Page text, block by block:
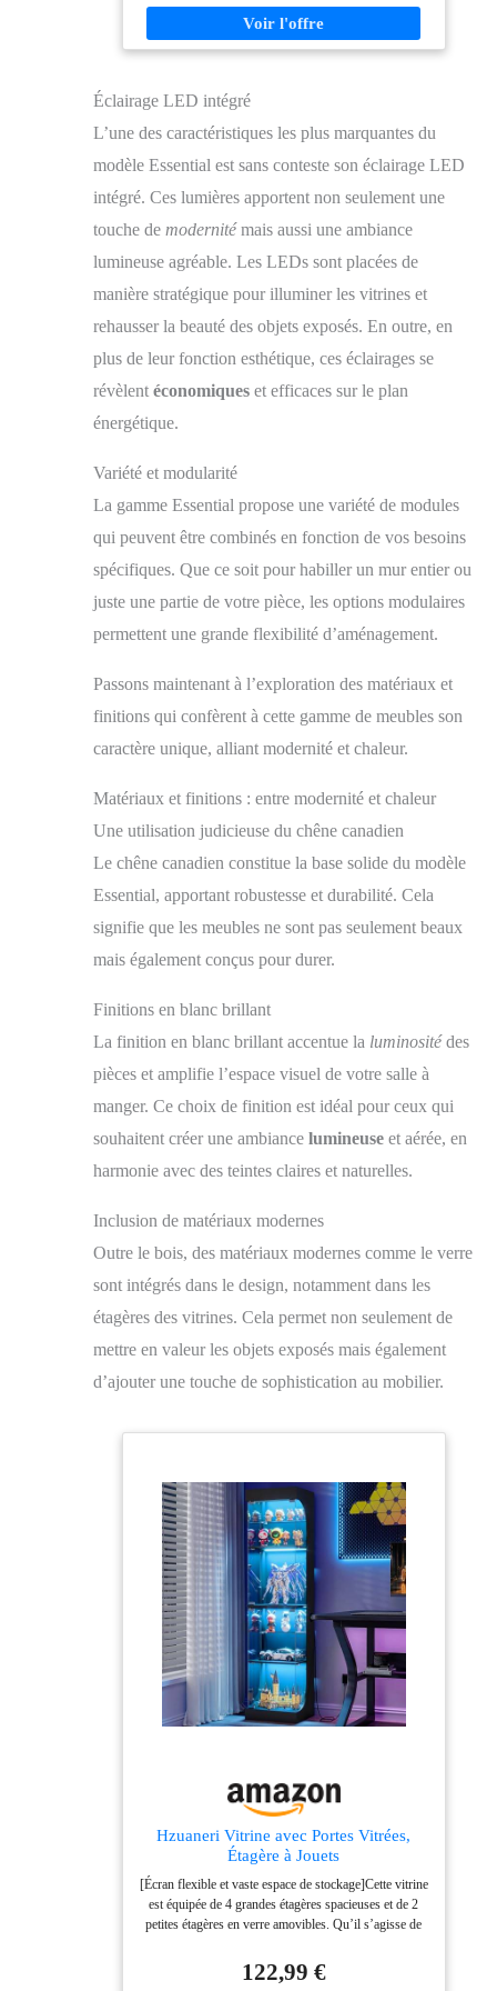
robuste Dimensions : L.180 x l. 40 x H. 80 cm -
Hauteur des pieds : 20 cm
Éclairage LED intégré
L’une des caractéristiques les plus marquantes du
modèle Essential est sans conteste son éclairage LED
intégré. Ces lumières apportent non seulement une
touche de modernitémais aussi une ambiance
lumineuse agréable. Les LEDs sont placées de
manière stratégique pour illuminer les vitrines et
rehausser la beauté des objets exposés. En outre, en
plus de leur fonction esthétique, ces éclairages se
révèlent économiques et efficaces sur le plan
énergétique.
Variété et modularité
La gamme Essential propose une variété de modules
qui peuvent être combinés en fonction de vos besoins
spécifiques. Que ce soit pour habiller un mur entier ou
juste une partie de votre pièce, les options modulaires
permettent une grande flexibilité d’aménagement.
Passons maintenant à l’exploration des matériaux et
finitions qui confèrent à cette gamme de meubles son
caractère unique, alliant modernité et chaleur.
Matériaux et finitions : entre modernité et chaleur
Une utilisation judicieuse du chêne canadien
Le chêne canadien constitue la base solide du modèle
Essential, apportant robustesse et durabilité. Cela
signifie que les meubles ne sont pas seulement beaux
mais également conçus pour durer.
Finitions en blanc brillant
La finition en blanc brillant accentue la luminositédes
pièces et amplifie l’espace visuel de votre salle à
manger. Ce choix de finition est idéal pour ceux qui
souhaitent créer une ambiance lumineuse et aérée, en
harmonie avec des teintes claires et naturelles.
Inclusion de matériaux modernes
Outre le bois, des matériaux modernes comme le verre
sont intégrés dans le design, notamment dans les
étagères des vitrines. Cela permet non seulement de
mettre en valeur les objets exposés mais également
d’ajouter une touche de sophistication au mobilier.
Hzuaneri Vitrine avec Portes Vitrées,
Étagère à Jouets
[Écran flexible et vaste espace de stockage]Cette vitrine
est équipée de 4 grandes étagères spacieuses et de 2
petites étagères en verre amovibles. Qu’il s’agisse de
raffinées ou de divers objets décoratifs, vous trouverez
un emplacement adapté pour chacun d’eux dans cette
122,99 €